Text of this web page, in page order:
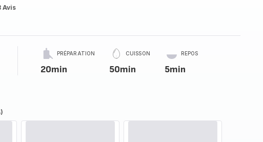
Avis
PRÉPARATION
20min
CUISSON
50min
REPOS
5min